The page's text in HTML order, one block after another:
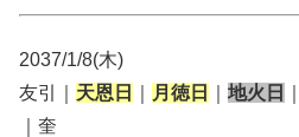
2037/1/8(木)
友引｜ 天恩日 月徳日 地火日
｜奎